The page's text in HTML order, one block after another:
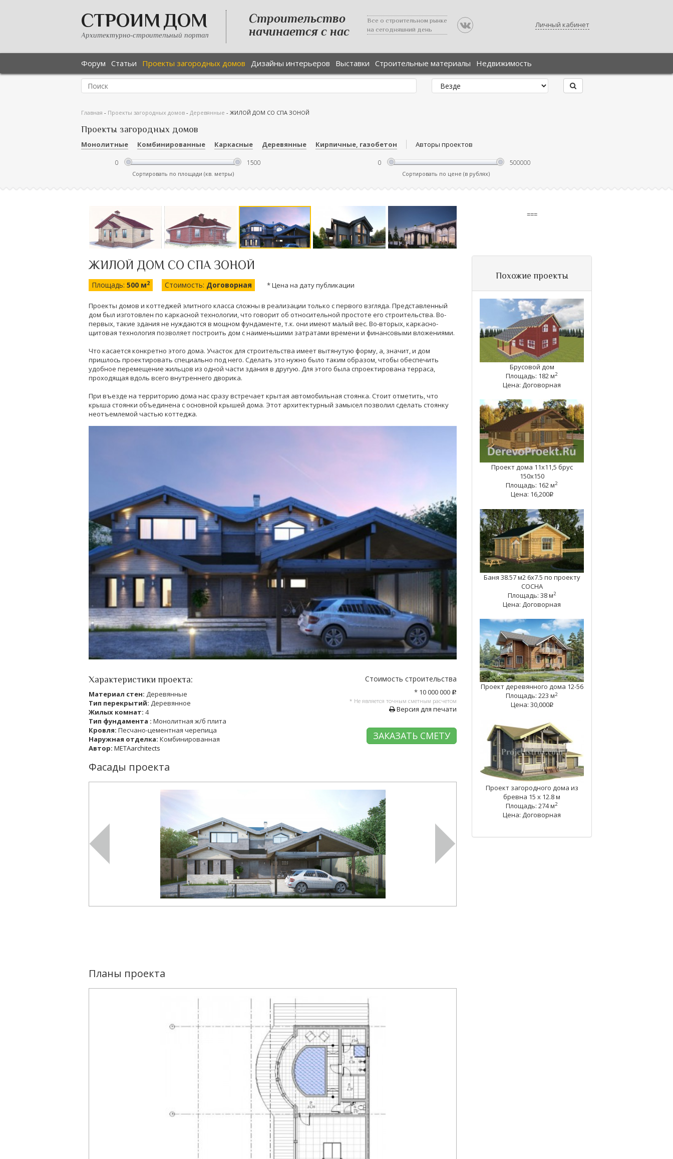
СТРОИМ ДОМ
Архитектурно-строительный портал
Строительство
начинается с нас
Все о строительном рынке
на сегодняшний день
Личный кабинет
Форум Статьи Проекты загородных домов Дизайны интерьеров Выставки Строительные материалы Недвижимость
Главная - Проекты загородных домов - Деревянные - ЖИЛОЙ ДОМ СО СПА ЗОНОЙ
Проекты загородных домов
Монолитные Комбинированные Каркасные Деревянные Кирпичные, газобетон Авторы проектов
Сортировать по площади (кв. метры) Сортировать по цене (в рублях)
ЖИЛОЙ ДОМ СО СПА ЗОНОЙ
Площадь: 500 м2 Стоимость: Договорная * Цена на дату публикации
Проекты домов и коттеджей элитного класса сложны в реализации только с первого взгляда. Представленный
дом был изготовлен по каркасной технологии, что говорит об относительной простоте его строительства. Во-
первых, такие здания не нуждаются в мощном фундаменте, т.к. они имеют малый вес. Во-вторых, каркасно-
щитовая технология позволяет построить дом с наименьшими затратами времени и финансовыми вложениями.
Что касается конкретно этого дома. Участок для строительства имеет вытянутую форму, а, значит, и дом
пришлось проектировать специально под него. Сделать это нужно было таким образом, чтобы обеспечить
удобное перемещение жильцов из одной части здания в другую. Для этого была спроектирована терраса,
проходящая вдоль всего внутреннего дворика.
При въезде на территорию дома нас сразу встречает крытая автомобильная стоянка. Стоит отметить, что
крыша стоянки объединена с основной крышей дома. Этот архитектурный замысел позволил сделать стоянку
неотъемлемой частью коттеджа.
Характеристики проекта:
Материал стен: Деревянные
Тип перекрытий: Деревянное
Жилых комнат: 4
Тип фундамента : Монолитная ж/б плита
Кровля: Песчано-цементная черепица
Наружная отделка: Комбинированная
Автор: METAarchitects
Стоимость строительства
* 10 000 000 c
* Не является точным сметным расчетом
Версия для печати
ЗАКАЗАТЬ СМЕТУ
Фасады проекта
Планы проекта
===
Похожие проекты
Брусовой дом
Площадь: 182 м2
Цена: Договорная
Проект дома 11х11,5 брус
150х150
Площадь: 162 м2
Цена: 16,200q
Баня 38.57 м2 6х7.5 по проекту
СОСНА
Площадь: 38 м2
Цена: Договорная
Проект деревянного дома 12-56
Площадь: 223 м2
Цена: 30,000q
Проект загородного дома из
бревна 15 х 12.8 м
Площадь: 274 м2
Цена: Договорная